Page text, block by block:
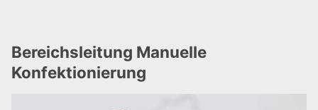
Bereichsleitung Manuelle
Konfektionierung